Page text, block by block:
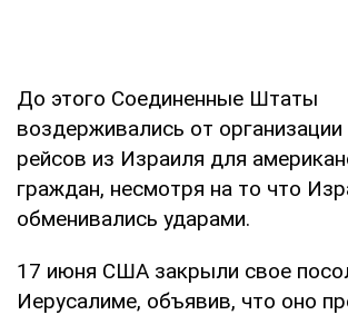
До этого Соединенные Штаты
воздерживались от
рейсов из Израиля для
граждан, несмотря на то что
обменивались ударами.
17 июня США закрыли свое
Иерусалиме, объявив, что оно